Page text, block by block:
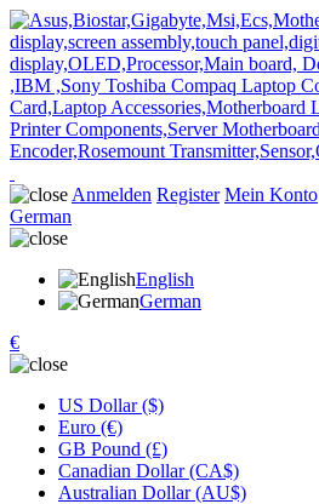
Anmelden Register Mein Konto
German
English
German
€
US Dollar ($)
Euro (€)
GB Pound (£)
Canadian Dollar (CA$)
Australian Dollar (AU$)